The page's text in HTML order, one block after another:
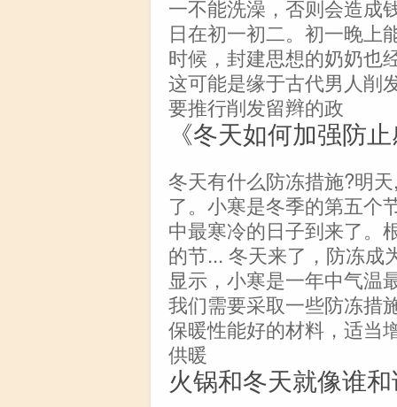
一不能洗澡，否则会造成
日在初一初二。初一晚上
时候，封建思想的奶奶也
这可能是缘于古代男人削
要推行削发留辫的政
《冬天如何加强防
冬天有什么防冻措施?明
了。小寒是冬季的第五个
中最寒冷的日子到来了。
的节... 冬天来了，防冻成
显示，小寒是一年中气温
我们需要采取一些防冻措
保暖性能好的材料，适当
供暖
火锅和冬天就像谁